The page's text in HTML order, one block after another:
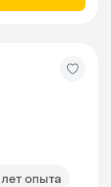
опыта